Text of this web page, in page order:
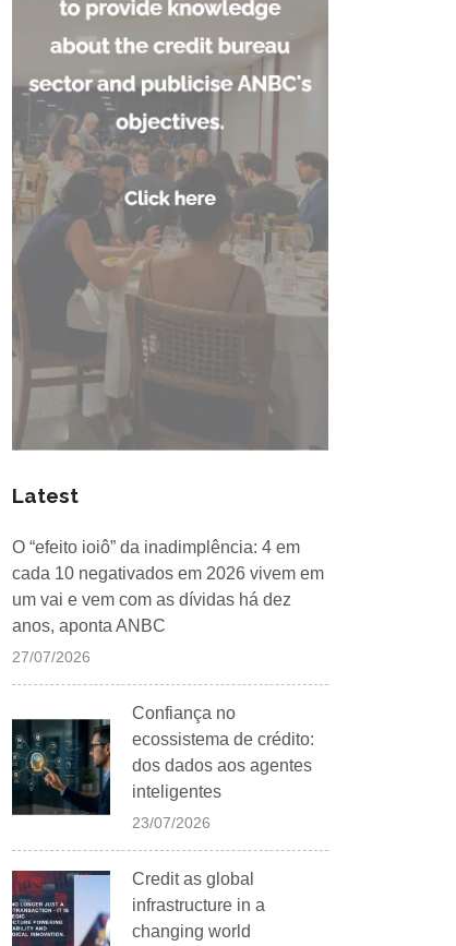
Latest
O “efeito ioiô” da inadimplência: 4 em
cada 10 negativados em 2026 vivem em
um vai e vem com as dívidas há dez
anos, aponta ANBC
27/07/2026
Confiança no
ecossistema de crédito:
dos dados aos agentes
inteligentes
23/07/2026
Credit as global
infrastructure in a
changing world